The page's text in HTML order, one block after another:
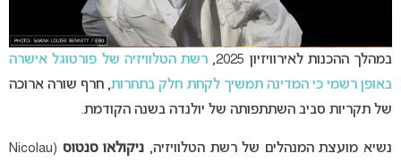
במהלך ההכנות לאירוויזיון 2025,
רשת הטלוויזיה של פורטוגל אישרה
באופן רשמי כי המדינה תמשיך לקחת חלק בתחרות, חרף שורה ארוכה
של תקריות סביב השתתפותה של יולנדה בשנה הקודמת.
נשיא מועצת המנהלים של רשת הטלוויזיה, ניקולאו סנטוס
(Nicolau